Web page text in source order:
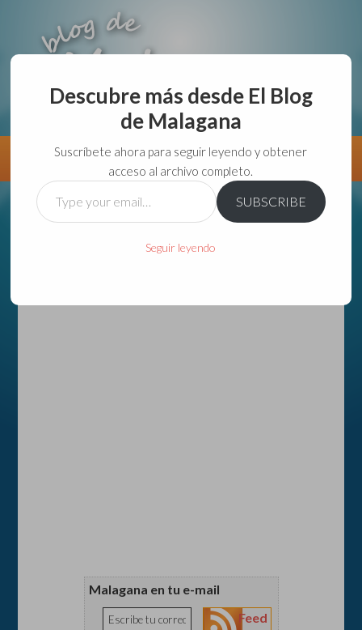
aunque lo haga de malas lo hago....
Información Directorio VivirGuadalajara
Malagana en tu e-mail
Feed
Descubre más desde El Blog
de Malagana
Suscríbete ahora para seguir leyendo y obtener
acceso al archivo completo.
Type
your
SUBSCRIBE
Seguir leyendo